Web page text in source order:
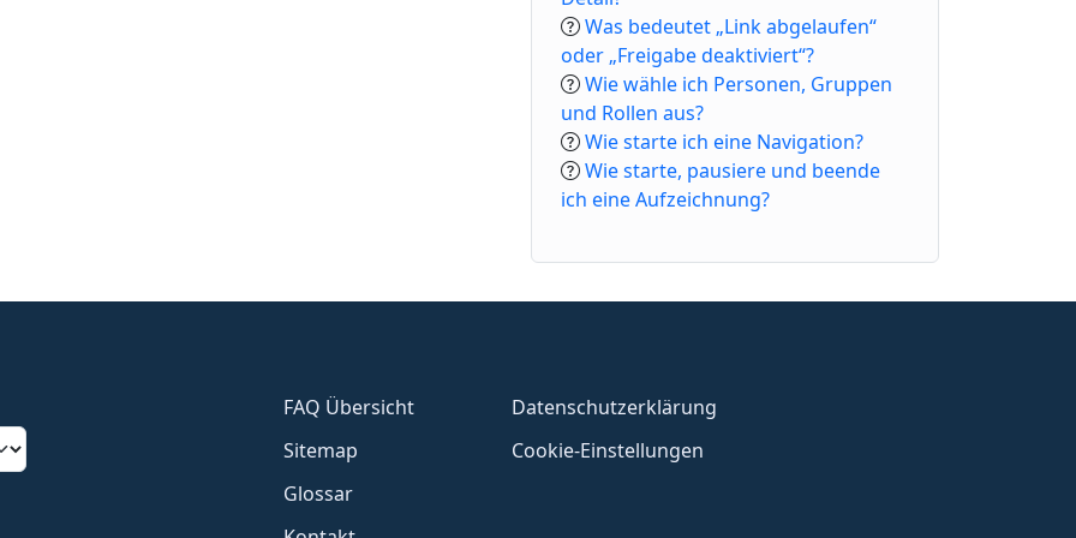
Was bedeutet „Link abgelaufen“
oder „Freigabe deaktiviert“?
Wie wähle ich Personen, Gruppen
und Rollen aus?
Wie starte ich eine Navigation?
Wie starte, pausiere und beende
ich eine Aufzeichnung?
FAQ Übersicht
Sitemap
Glossar
Datenschutzerklärung
Cookie-Einstellungen